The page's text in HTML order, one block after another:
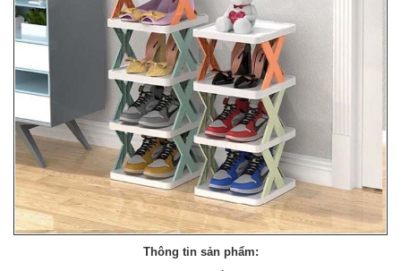
Thông tin sản phẩm: